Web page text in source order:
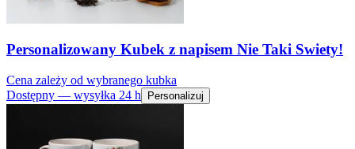
Personalizowany Kubek z napisem Nie Taki Swiety!
Cena zależy od wybranego kubka
Dostępny — wysyłka 24 h
Personalizuj